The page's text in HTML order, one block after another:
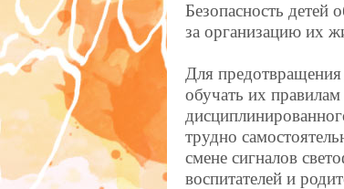
Безопасность детей
за организацию их
Для
обучать их
трудно
смене сигналов
воспитателей и